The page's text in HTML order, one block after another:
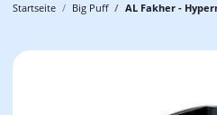
Startseite Big Puff AL Fakher -